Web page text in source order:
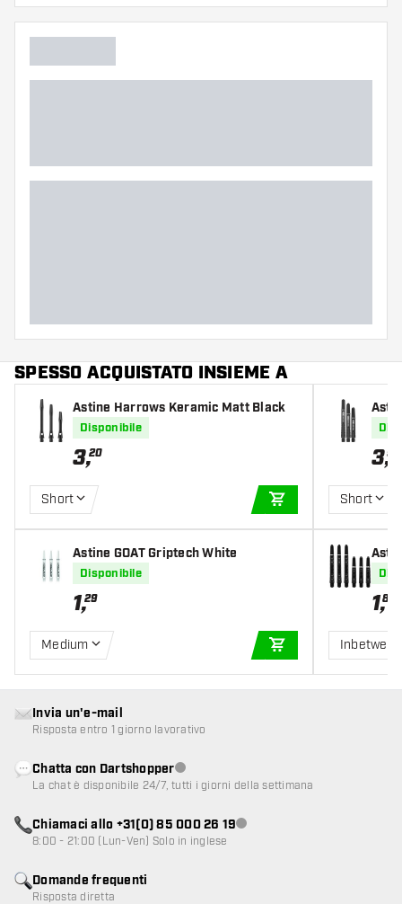
Colore principale
SPESSO ACQUISTATO INSIEME A
Astine Harrows Keramic Matt Black
Disponibile
3,20
Short
AGGIUNGI AL
Astine GOAT Griptech White
Disponibile
1,29
Medium
AGGIUNGI AL
3,95
Short
1,80
Inbetween
Domande frequenti
Risposta diretta
Invia un'e-mail
Risposta entro 1 giorno lavorativo
Chatta con DartshopperServizio clienti non disponibile
La chat è disponibile 24/7, tutti i giorni della settimana
Chiamaci allo +31(0) 85 000 26 19Servizio clienti non disponibile
8:00 - 21:00 (Lun-Ven) Solo in inglese